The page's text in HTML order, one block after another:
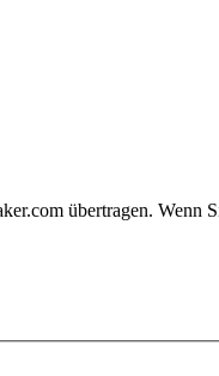
übertragen.